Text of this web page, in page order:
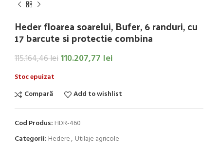
Heder floarea soarelui, Bufer, 6 randuri, cu
17 barcute si protectie combina
115.164,46lei110.207,77 lei
Stoc epuizat
Compară
Add to wishlist
Cod Produs: HDR-460
Categorii: Hedere, Utilaje agricole